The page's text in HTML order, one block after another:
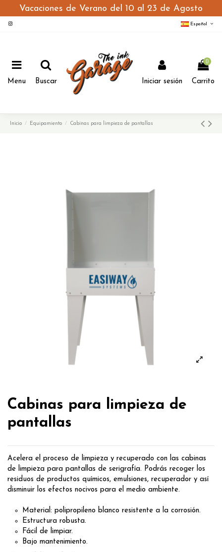
Vacaciones de Verano del 10 al 23 de Agosto
Español
Menu Buscar Iniciar sesión
0
Carrito
Inicio Equipamiento Cabinas para limpieza de pantallas
Cabinas para limpieza de
pantallas
Acelera el proceso de limpieza y recuperado con las cabinas
de limpieza para pantallas de serigrafía. Podrás recoger los
residuos de productos químicos, emulsiones, recuperador y así
disminuir los efectos nocivos para el medio ambiente.
Material: polipropileno blanco resistente a la corrosión.
Estructura robusta.
Fácil de limpiar.
Bajo mantenimiento.